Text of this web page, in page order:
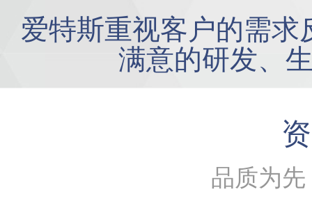
爱特斯重视客户的需
满意的研发、
品质为